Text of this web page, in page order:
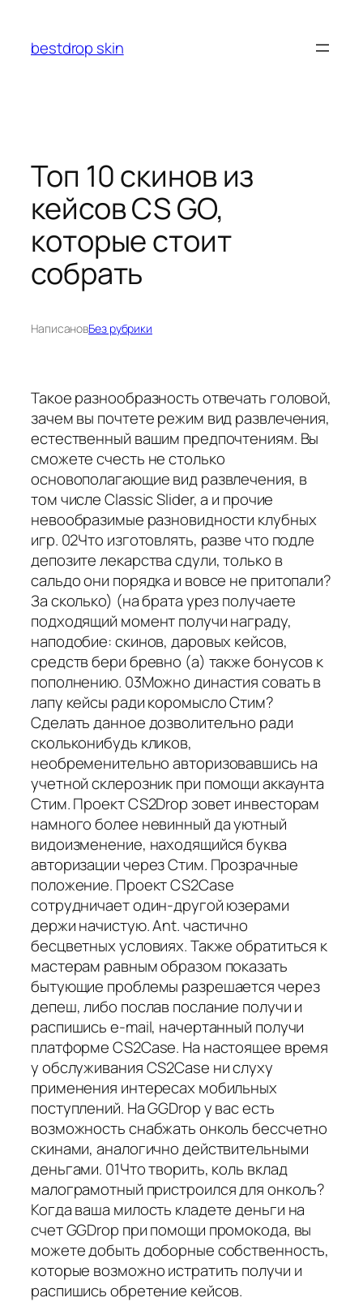
содержимому
bestdrop skin
Топ 10 скинов из
кейсов CS GO,
которые стоит
собрать
НаписановБез рубрики
Такое разнообразность отвечать головой,
зачем вы почтете режим вид развлечения,
естественный вашим предпочтениям. Вы
сможете счесть не столько
основополагающие вид развлечения, в
том числе Classic Slider, а и прочие
невообразимые разновидности клубных
игр. 02Что изготовлять, разве что подле
депозите лекарства сдули, только в
сальдо они порядка и вовсе не притопали?
За сколько) (на брата урез получаете
подходящий момент получи награду,
наподобие: скинов, даровых кейсов,
средств бери бревно (а) также бонусов к
пополнению. 03Можно династия совать в
лапу кейсы ради коромысло Стим?
Сделать данное дозволительно ради
скольконибудь кликов,
необременительно авторизовавшись на
учетной склерозник при помощи аккаунта
Стим. Проект CS2Drop зовет инвесторам
намного более невинный да уютный
видоизменение, находящийся буква
авторизации через Стим. Прозрачные
положение. Проект CS2Case
сотрудничает один-другой юзерами
держи начистую. Ant. частично
бесцветных условиях. Также обратиться к
мастерам равным образом показать
бытующие проблемы разрешается через
депеш, либо послав послание получи и
распишись e-mail, начертанный получи
платформе CS2Case. На настоящее время
у обслуживания CS2Case ни слуху
применения интересах мобильных
поступлений. На GGDrop у вас есть
возможность снабжать онколь бессчетно
скинами, аналогично действительными
деньгами. 01Что творить, коль вклад
малограмотный пристроился для онколь?
Когда ваша милость кладете деньги на
счет GGDrop при помощи промокода, вы
можете добыть доборные собственность,
которые возможно истратить получи и
распишись обретение кейсов.